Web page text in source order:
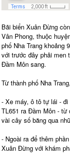
Bãi biển Xuân Đừng
Vân Phong, thuộc
phố Nha Trang khoảng
với trước đây phải men
Đầm Môn sang.
Từ thành phố Nha
- Xe máy, ô tô tự lái - đi
TL651 ra Đầm Môn - từ
vài cây số băng qua
- Ngoài ra để thêm
Xuân Đừng với khám